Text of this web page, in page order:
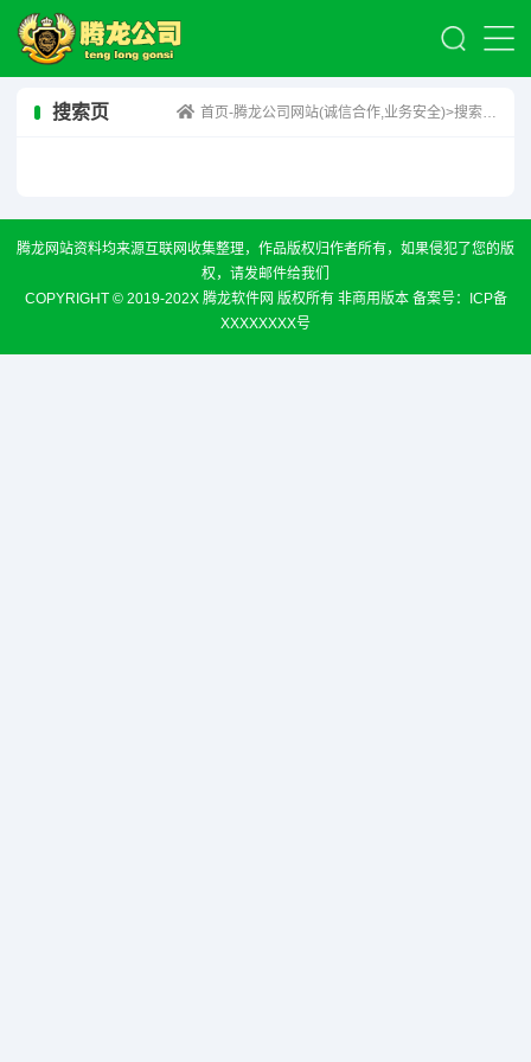
搜索页 首页-腾龙公司网站(诚信合作,业务安全)>搜索结果：“fjSb”相关的内容
腾龙网站资料均来源互联网收集整理，作品版权归作者所有，如果侵犯了您的版
权，请发邮件给我们
COPYRIGHT © 2019-202X 腾龙软件网 版权所有 非商用版本 备案号：
ICP备
XXXXXXXX号